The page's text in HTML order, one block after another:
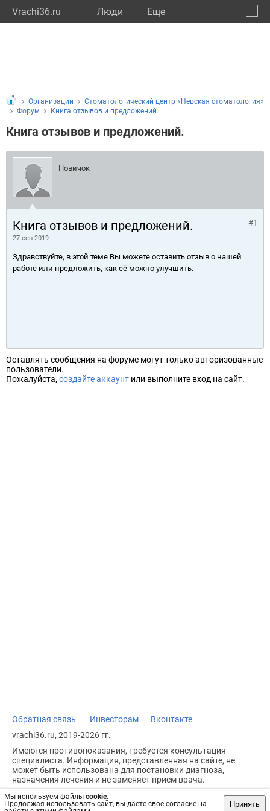
Vrachi36.ru Люди Eще
Мы используем файлы cookie.
Продолжая использовать сайт, вы даете свое согласие на
Принять
Организации
Стоматологический центр «Невская стоматология»
Форум
Книга отзывов и предложений.
Книга отзывов и предложений.
Новичок
Книга отзывов и предложений.
27 сен 2019
#1
Здравствуйте, в этой теме Вы можете оставить отзыв о нашей
работе или предложить, как её можно улучшить.
Оставлять сообщения на форуме могут только авторизованные
пользователи.
Пожалуйста, создайте аккаунт или выполните вход на сайт.
Обратная связь Инвесторам
Вконтакте
vrachi36.ru, 2019-2026 гг.
Имеются противопоказания, требуется консультация
специалиста. Информация, представленная на сайте, не
может быть использована для постановки диагноза,
назначения лечения и не заменяет прием врача.
Возрастное ограничение: 18+